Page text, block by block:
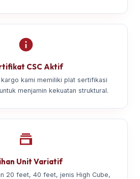
CSC Aktif
kami memiliki plat sertifikasi
menjamin kekuatan struktural.
Unit Variatif
20 feet, 40 feet, jenis High Cube,